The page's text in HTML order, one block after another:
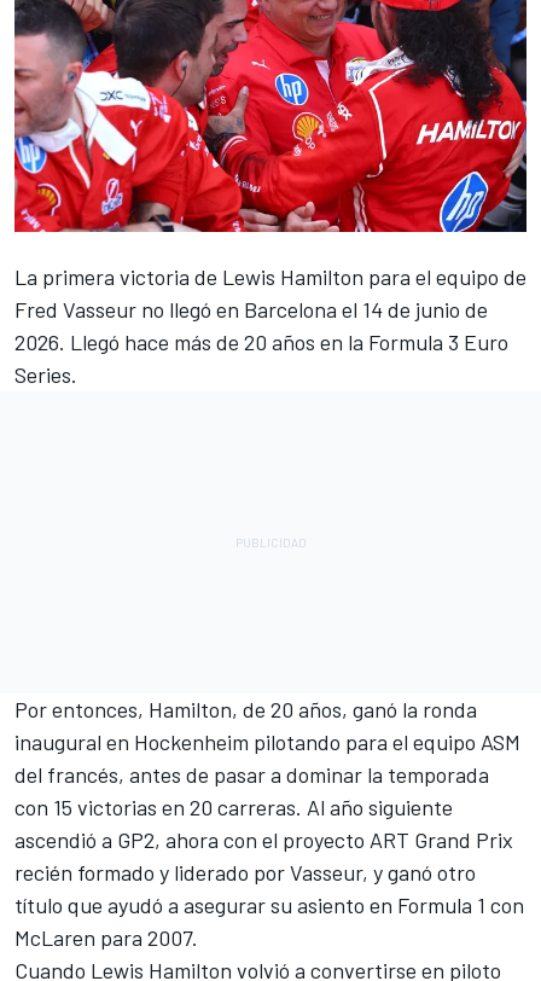
La primera victoria de Lewis Hamilton para el equipo de
Fred Vasseur no llegó en Barcelona el 14 de junio de
2026. Llegó hace más de 20 años en la Formula 3 Euro
Series.
Por entonces, Hamilton, de 20 años, ganó la ronda
inaugural en Hockenheim pilotando para el equipo ASM
del francés, antes de pasar a dominar la temporada
con 15 victorias en 20 carreras. Al año siguiente
ascendió a GP2, ahora con el proyecto ART Grand Prix
recién formado y liderado por Vasseur, y ganó otro
título que ayudó a asegurar su asiento en Formula 1 con
McLaren para 2007.
Cuando Lewis Hamilton volvió a convertirse en piloto